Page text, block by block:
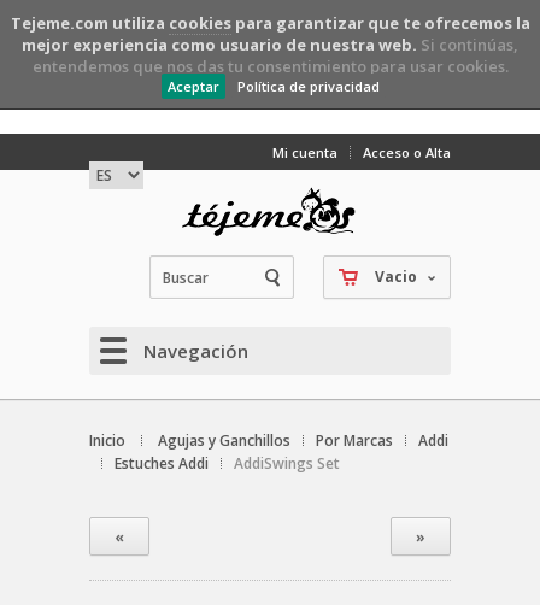
Tejeme.com utiliza cookiespara garantizar que te ofrecemos la
mejor experiencia como usuario de nuestra web. Si continúas,
entendemos que nos das tu consentimiento para usar cookies.
Aceptar Política de privacidad
Mi cuenta Acceso o Alta
Vacio
Navegación
Inicio Agujas y Ganchillos Por Marcas
Addi
Estuches Addi
AddiSwings Set
« »